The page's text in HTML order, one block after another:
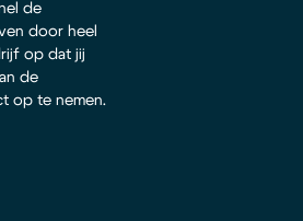
de
door heel
op dat jij
de
op te nemen.